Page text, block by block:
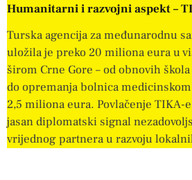
Humanitarni i razvojni aspekt –
Turska agencija za međunarodnu
uložila je preko 20 miliona eura u
širom Crne Gore – od obnovih
do opremanja bolnica
2,5 miliona eura. Povlačenje TIKA-
jasan diplomatski signal
vrijednog partnera u razvoju